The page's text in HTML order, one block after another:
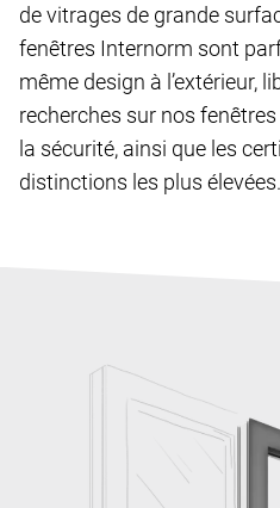
de vitrages de grande
fenêtres Internorm sont
même design à l’extérieur,
recherches sur nos
la sécurité, ainsi que les
distinctions les plus élevées.